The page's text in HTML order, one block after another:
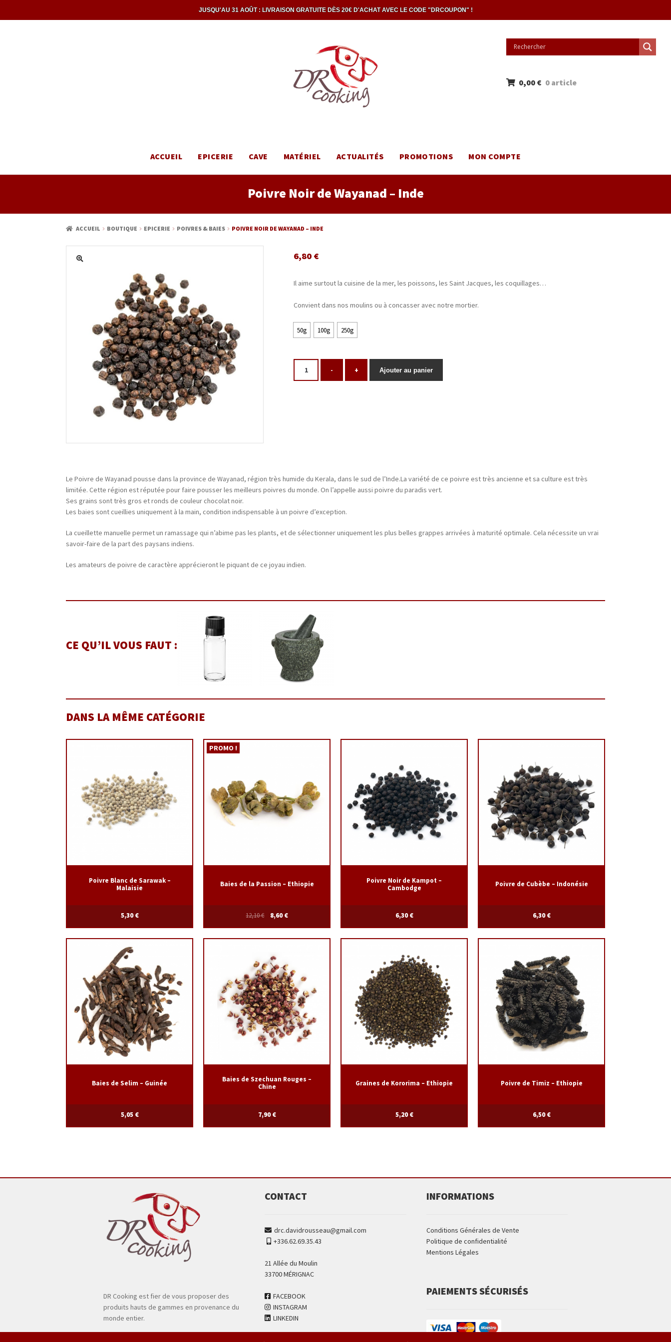
JUSQU'AU 31 AOÛT : LIVRAISON GRATUITE DÈS 20€ D'ACHAT AVEC LE CODE "DRCOUPON" !
ACCUEIL EPICERIE CAVE MATÉRIEL ACTUALITÉS PROMOTIONS MON COMPTE
0,00 € 0 article
Poivre Noir de Wayanad – Inde
ACCUEIL BOUTIQUE EPICERIE POIVRES & BAIES POIVRE NOIR DE WAYANAD – INDE
6,80 €
Il aime surtout la cuisine de la mer, les poissons, les Saint Jacques, les coquillages…
Convient dans nos moulins ou à concasser avec notre mortier.
50g 100g 250g
- + Ajouter au panier
Le Poivre de Wayanad pousse dans la province de Wayanad, région très humide du Kerala, dans le sud de l’Inde.La variété de ce poivre est très ancienne et sa culture est très
limitée. Cette région est réputée pour faire pousser les meilleurs poivres du monde. On l’appelle aussi poivre du paradis vert.
Ses grains sont très gros et ronds de couleur chocolat noir.
Les baies sont cueillies uniquement à la main, condition indispensable à un poivre d’exception.
La cueillette manuelle permet un ramassage qui n’abime pas les plants, et de sélectionner uniquement les plus belles grappes arrivées à maturité optimale. Cela nécessite un vrai
savoir-faire de la part des paysans indiens.
Les amateurs de poivre de caractère apprécieront le piquant de ce joyau indien.
CE QU’IL VOUS FAUT :
DANS LA MÊME CATÉGORIE
Poivre Blanc de Sarawak –
Malaisie
5,30€
Baies de la Passion – Ethiopie
PROMO !
12,10€ 8,60€
Poivre Noir de Kampot –
Cambodge
6,30€
Poivre de Cubèbe – Indonésie
6,30€
Baies de Selim – Guinée
5,05 €
Baies de Szechuan Rouges –
Chine
7,90€
Graines de Kororima – Ethiopie
5,20€
Poivre de Timiz – Ethiopie
6,50€
DR Cooking est fier de vous proposer des
produits hauts de gammes en provenance du
monde entier.
CONTACT
drc.davidrousseau@gmail.com
+336.62.69.35.43
21 Allée du Moulin
33700 MÉRIGNAC
FACEBOOK
INSTAGRAM
LINKEDIN
INFORMATIONS
Conditions Générales de Vente
Politique de confidentialité
Mentions Légales
PAIEMENTS SÉCURISÉS